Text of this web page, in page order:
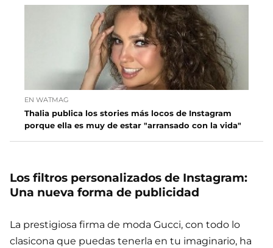
EN WATMAG
Thalia publica los stories más locos de Instagram
porque ella es muy de estar "arransado con la vida"
Los filtros personalizados de Instagram:
Una nueva forma de publicidad
La prestigiosa firma de moda Gucci, con todo lo
clasicona que puedas tenerla en tu imaginario, ha